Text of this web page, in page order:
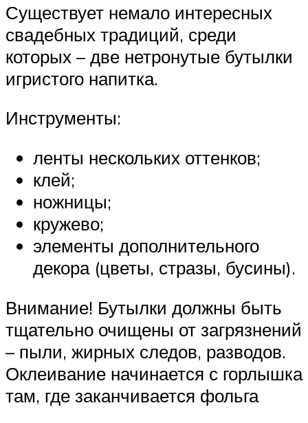
Существует немало интересных
свадебных традиций, среди
которых – две нетронутые бутылки
игристого напитка.
Инструменты:
ленты нескольких оттенков;
клей;
ножницы;
кружево;
элементы дополнительного
декора (цветы, стразы, бусины).
Внимание! Бутылки должны быть
тщательно очищены от загрязнений
– пыли, жирных следов, разводов.
Оклеивание начинается с горлышка
там, где заканчивается фольга